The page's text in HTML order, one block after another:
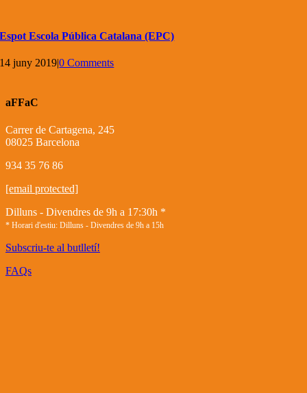
Espot Escola Pública Catalana (EPC)
14 juny 2019|0 Comments
aFFaC
Carrer de Cartagena, 245
08025 Barcelona
934 35 76 86
[email protected]
Dilluns - Divendres de 9h a 17:30h *
* Horari d'estiu: Dilluns - Divendres de 9h a 15h
Subscriu-te al butlletí!
FAQs